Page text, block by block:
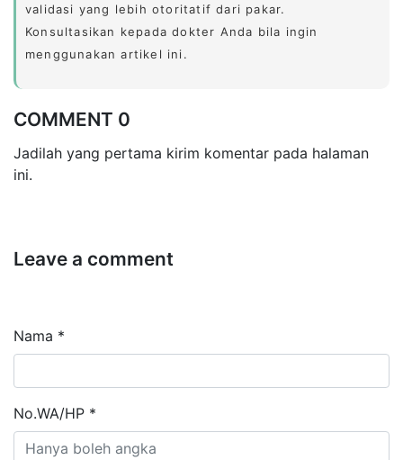
validasi yang lebih otoritatif dari pakar.
Konsultasikan kepada dokter Anda bila ingin
menggunakan artikel ini.
COMMENT 0
Jadilah yang pertama kirim komentar pada halaman
ini.
Leave a comment
Nama *
No.WA/HP *